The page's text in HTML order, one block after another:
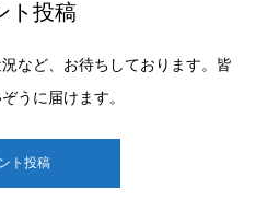
ト投稿
など、お待ちしております。皆
うに届けます。
ト投稿